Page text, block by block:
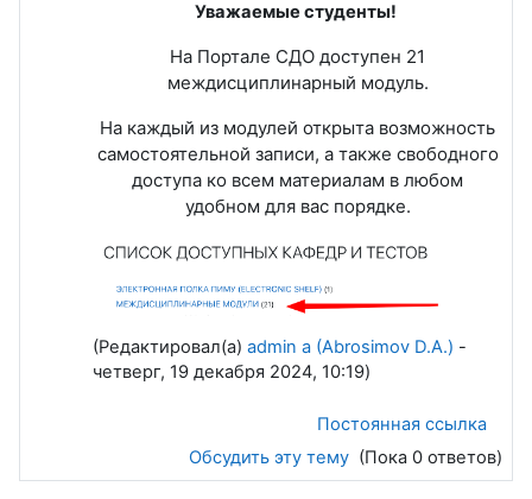
Уважаемые студенты!
На Портале СДО доступен 21
междисциплинарный модуль.
На каждый из модулей открыта возможность
самостоятельной записи, а также свободного
доступа ко всем материалам в любом
удобном для вас порядке.
(Редактировал(а) admin a (Abrosimov D.A.) -
четверг, 19 декабря 2024, 10:19)
Постоянная ссылка
Обсудить эту тему (Пока 0 ответов)